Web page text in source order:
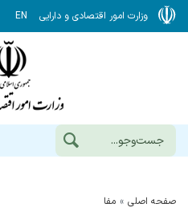
وزارت امور اقتصادی و دارایی EN
صفحه اصلی مفا